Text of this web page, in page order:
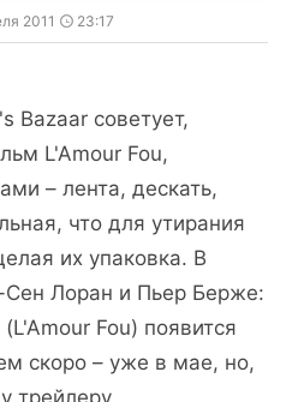
2011 23:17
Bazaar советует,
L'Amour Fou,
– лента, дескать,
что для утирания
их упаковка. В
Лоран и Пьер Берже:
Fou) появится
скоро – уже в мае, но,
трейлеру